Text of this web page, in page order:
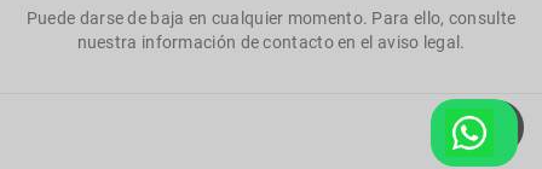
Puede darse de baja en cualquier momento. Para ello, consulte
nuestra información de contacto en el aviso legal.